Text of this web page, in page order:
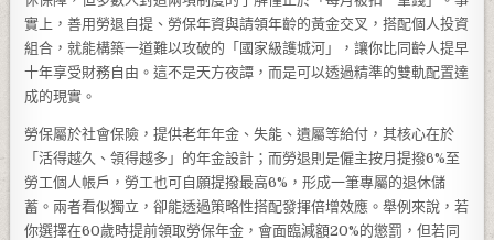
實上，善用勞退自提、勞保年資與請領年齡的黃金交叉，搭配個人投資
組合，就能構築一道難以攻破的「國家級護城河」，讓你比同齡人提早
十年享受財務自由。這不是天方夜譚，而是可以透過精準的雙軌配置達
成的現實。
勞保屬於社會保險，提供老年年金、失能、遺屬等給付，其核心在於
「活得越久、領得越多」的年金設計；而勞退則是僱主按月提撥6%至
勞工個人帳戶，勞工也可自願提撥最高6%，形成一筆專屬的退休儲
蓄。兩者看似獨立，卻能透過策略性搭配發揮倍增效應。舉例來說，若
你選擇在60歲時提前領取勞保年金，會面臨減額20%的懲罰，但若同